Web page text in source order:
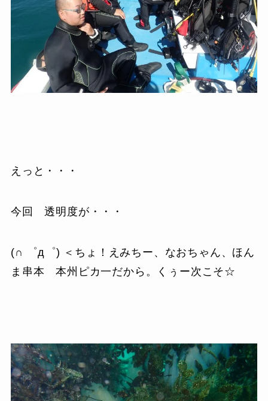
えっと・・・
今回 透明度が・・・
(∩ ゜д゜) ＜ちょ！えみちー、なおちゃん、ほん
ま串本 本州ピカ一だから。くぅー次こそ☆